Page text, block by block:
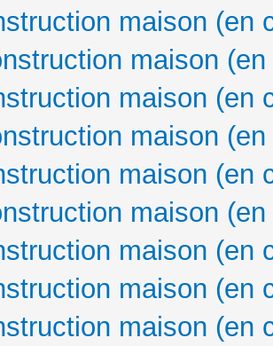
maison (en
maison
maison (en
maison
maison (en
maison
maison (en
maison (en
maison (en